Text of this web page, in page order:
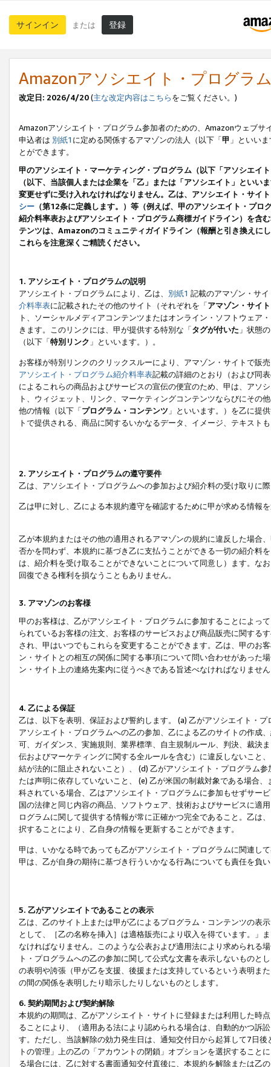
サインイン または 登録
Amazonアソシエイト・プログラ
改定日: 2026/4/20(主な改定内容はこちらをご覧ください。)
Amazonアソシエイト・プログラム参加者のための、Amazonウェブサ
申込者は 別紙1 に定める関係するアマゾンの法人（以下「甲 」といい
とができます。
甲のアソシエイト・マーケティング・プログラム（以下「アソシエイ
（以下、当該個人または企業を「乙」または「アソシエイト」とい
変更せずに受け入れなければなりません。乙は、アソシエイト・サイ
シー （第12条に定義します。）等（例えば、甲のアソシエイト・プ
紹介料率表およびアソシエイト・プログラム商標ガイドライン）を
テンツは、Amazonのコミュニティガイドライン（報酬と引き換えに
これらを注意深くご精読ください。
1. アソシエイト・プログラムの説明
アソシエイト・プログラムにより、乙は、 別紙1 記載のアマゾン・サ
介料率表に記載されたその他のサイト（それぞれを「アマゾン・サイト
ト、ソーシャルメディアコンテンツまたはオンライン・ソフトウェア
きます。このリンクには、甲が提供する特別な「タグが付いた 」状態
（以下「特別リンク 」といいます。）。
お客様が特別リンクのクリックスルーにより、アマゾン・サイトで販
アソシエイト・プログラム紹介料率表記載の詳細のとおり（および同
によるこれらの商品およびサービスの宣伝の便宜のため、甲は、アソ
ト、ウィジェット、リンク、マーケティングコンテンツならびにその
他の情報（以下「プログラム・コンテンツ 」といいます。）を乙に提
トで提供される、商品に関するいかなるデータ、イメージ、テキス
2. アソシエイト・プログラムの遵守要件
乙は、アソシエイト・プログラムへの参加および紹介料の受け取りに
乙は甲に対し、乙による本規約遵守を確認するために甲が求める情報
乙が本規約またはその他の適用されるアマゾンの規約に違反した場合
否かを問わず、本規約に基づき乙に支払うことができる一切の紹介料
は、紹介料を受け取ることができないことについて同意し）ます。な
回復できる権利を損なうこともありません。
3. アマゾンのお客様
甲のお客様は、乙がアソシエイト・プログラムに参加することによっ
られているお客様の注文、お客様のサービスおよび商品販売に関する
され、甲はいつでもこれらを変更することができます。乙は、甲のお
ン・サイトとの相互の関係に関する事項について問い合わせがあった
ン・サイト上の連絡先案内に従うべきである旨述べなければなりませ
4. 乙による保証
乙は、以下を表明、保証および誓約します。 (a) 乙がアソシエイト・
アソシエイト・プログラムへの乙の参加、乙による乙のサイトの作成
可、ガイダンス、実施規則、業界標準、自主規制ルール、判決、裁決
伝およびマーケティングに関する全ルールを含む）に違反しないこと
結が法的に阻止されないこと）、 (d) 乙がアソシエイト・プログラム
たは声明に依存していないこと、 (e) 乙が米国の制裁対象である場合
科されている場合、乙はアソシエイト・プログラムに参加もせずサー
国の法律と同じ内容の商品、ソフトウェア、技術およびサービスに適
ログラムに関して提供する情報が常に正確かつ完全であること。乙は
択することにより、乙自身の情報を更新することができます。
甲は、いかなる時であっても乙がアソシエイト・プログラムに関連し
甲は、乙が自身の期待に基づき行ういかなる行為についても責任を負
5. 乙がアソシエイトであることの表示
乙は、乙のサイト上または甲が乙によるプログラム・コンテンツの表
として、［乙の名称を挿入］は適格販売により収入を得ています。」
なければなりません。このような公表および適用法により求められる
ト・プログラムへの乙の参加に関して公式な文書を表示しないもの
の表明や誇張（甲が乙を支援、後援または支持しているという表明ま
の間の関係を表明したり暗示したりしないものとします。
6. 契約期間および契約解除
本規約の期間は、乙がアソシエイト・サイトに登録または利用した時
ることにより、（適用ある法により認められる場合は、自動的かつ訴
す。ただし、当該解除の効力発生日は、通知交付日から起算して7日
トの管理」上の乙の「アカウントの閉鎖」オプションを選択するこ
る場合には、乙に対する書面通知交付直後に、本規約を解除または乙